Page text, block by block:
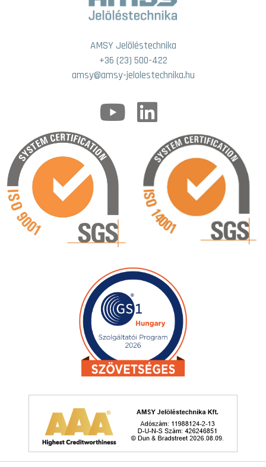
AMSY Jelöléstechnika
+36 (23) 500-422
amsy@amsy-jelolestechnika.hu